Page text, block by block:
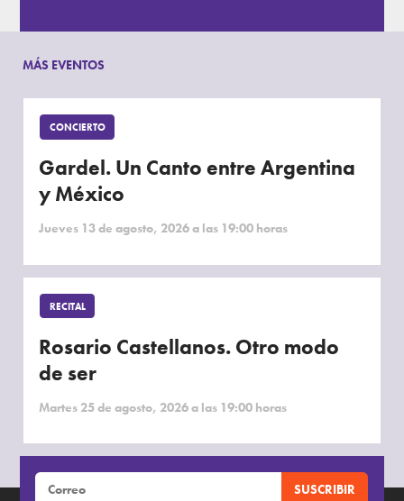
MÁS EVENTOS
CONCIERTO
Gardel. Un Canto entre Argentina
y México
Jueves 13 de agosto, 2026 a las 19:00 horas
RECITAL
Rosario Castellanos. Otro modo
de ser
Martes 25 de agosto, 2026 a las 19:00 horas